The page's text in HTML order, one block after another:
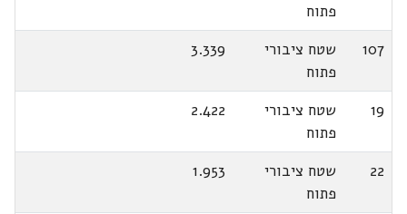
פתוח
107
שטח ציבורי
פתוח
3.339
19
שטח ציבורי
פתוח
2.422
22
שטח ציבורי
פתוח
1.953